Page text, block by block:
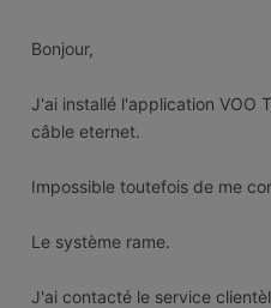
Bonjour,
J'ai installé l'application VOO
câble eternet.
Impossible toutefois de me
Le système rame.
J'ai contacté le service